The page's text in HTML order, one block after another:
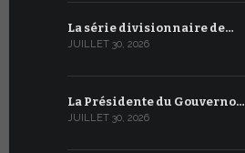
La série divisionnaire de…
JUILLET 30, 2026
La Présidente du Gouverno…
JUILLET 30, 2026